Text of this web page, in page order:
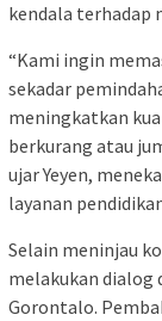
kendala terhadap
“Kami ingin
sekadar
meningkatkan
berkurang atau
ujar Yeyen,
layanan
Selain meninjau
melakukan dialog
Gorontalo.